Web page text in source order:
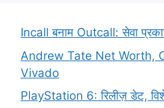
Incall बनाम Outcall: सेवा
Andrew Tate Net Worth,
Vivado
PlayStation 6: रिलीज़ डेट,